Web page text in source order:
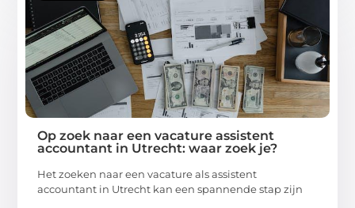
Op zoek naar een vacature assistent
accountant in Utrecht: waar zoek je?
Het zoeken naar een vacature als assistent
accountant in Utrecht kan een spannende stap zijn